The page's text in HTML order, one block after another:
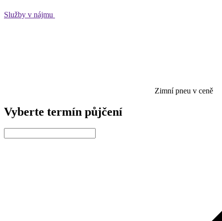
Služby v nájmu
Zimní pneu v ceně
Vyberte termín půjčení